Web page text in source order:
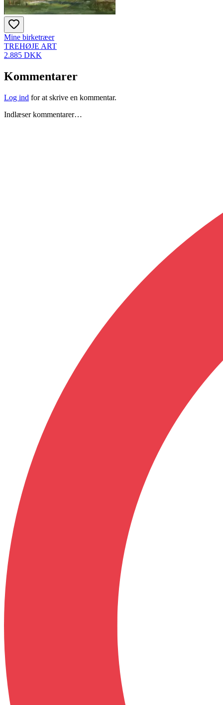
Mine birketræer
TREHØJE ART
2.885 DKK
Kommentarer
Log ind for at skrive en kommentar.
Indlæser kommentarer…